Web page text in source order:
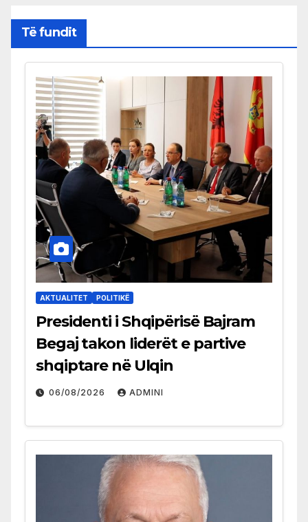
Të fundit
AKTUALITET POLITIKË
Presidenti i Shqipërisë Bajram
Begaj takon liderët e partive
shqiptare në Ulqin
06/08/2026 ADMINI